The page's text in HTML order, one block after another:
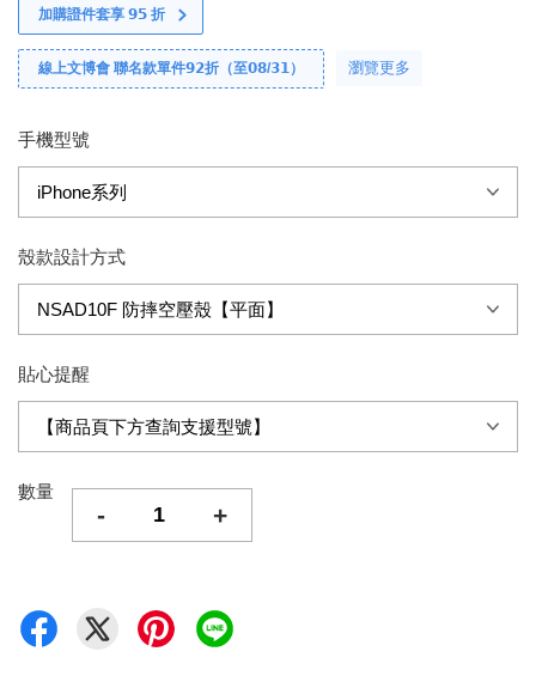
加購證件套享 𝟵𝟱 折
線上文博會 聯名款單件𝟵𝟮折（至𝟬𝟴/𝟯𝟭） 瀏覽更多
手機型號
殼款設計方式
貼心提醒
數量
- +